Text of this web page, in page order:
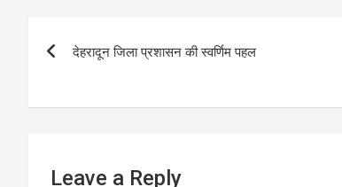
navigation
देहरादून जिला प्रशासन की स्वर्णिम पहल
Leave a Reply